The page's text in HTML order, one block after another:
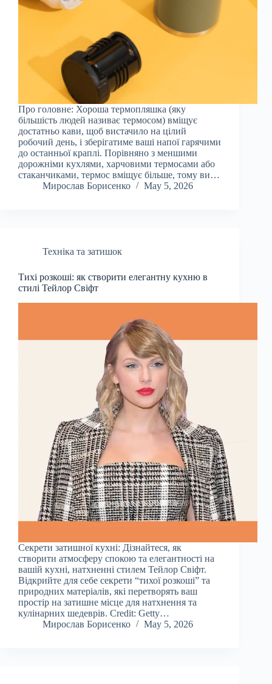
Про головне: Хороша термопляшка (яку
більшість людей називає термосом) вміщує
достатньо кави, щоб вистачило на цілий
робочий день, і зберігатиме ваші напої гарячими
до останньої краплі. Порівняно з меншими
дорожніми кухлями, харчовими термосами або
стаканчиками, термос вміщує більше, тому ви…
Мирослав Борисенко
May 5, 2026
Техніка та затишок
Тихі розкоші: як створити елегантну кухню в
стилі Тейлор Свіфт
Секрети затишної кухні: Дізнайтеся, як
створити атмосферу спокою та елегантності на
вашій кухні, натхненні стилем Тейлор Свіфт.
Відкрийте для себе секрети “тихої розкоші” та
природних матеріалів, які перетворять ваш
простір на затишне місце для натхнення та
кулінарних шедеврів. Credit: Getty…
Мирослав Борисенко
May 5, 2026